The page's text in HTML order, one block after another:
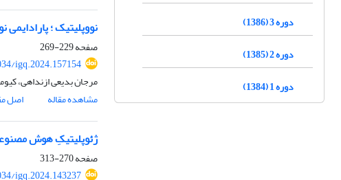
نووپلیتیک ؛ پارادایمی
صفحه229-269
igq.2024.157154
مرجان بدیعی ازنداهی،
مشاهده مقاله
اصل
ژئوپلیتیکِ هوش
صفحه270-313
igq.2024.143237
دوره 3 (1386)
دوره 2 (1385)
دوره 1 (1384)